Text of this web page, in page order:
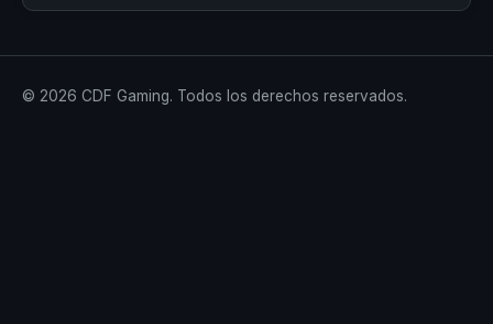
© 2026 CDF Gaming. Todos los derechos reservados.